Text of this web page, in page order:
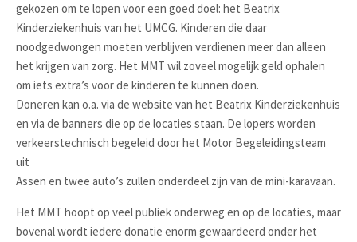
gekozen om te lopen voor een goed doel: het Beatrix
Kinderziekenhuis van het UMCG. Kinderen die daar
noodgedwongen moeten verblijven verdienen meer dan alleen
het krijgen van zorg. Het MMT wil zoveel mogelijk geld ophalen
om iets extra’s voor de kinderen te kunnen doen.
Doneren kan o.a. via de website van het Beatrix Kinderziekenhuis
en via de banners die op de locaties staan. De lopers worden
verkeerstechnisch begeleid door het Motor Begeleidingsteam
uit
Assen en twee auto’s zullen onderdeel zijn van de mini-karavaan.
Het MMT hoopt op veel publiek onderweg en op de locaties, maar
bovenal wordt iedere donatie enorm gewaardeerd onder het